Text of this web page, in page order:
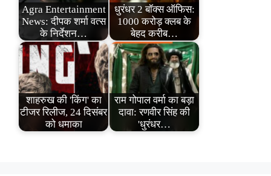
Agra Entertainment
News: दीपक शर्मा वत्स
के निर्देशन…
धुरंधर 2 बॉक्स ऑफिस:
1000 करोड़ क्लब के
बेहद करीब…
शाहरुख की 'किंग' का
टीजर रिलीज, 24 दिसंबर
को धमाका
राम गोपाल वर्मा का बड़ा
दावा: रणवीर सिंह की
'धुरंधर…